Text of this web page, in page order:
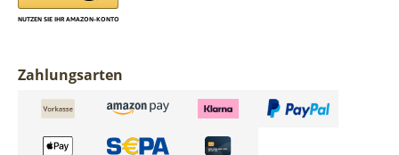
Zahlungsarten